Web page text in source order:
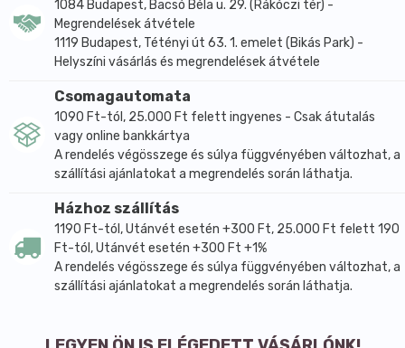
eredetű, és veszélytelen még a gyerekek számára is.
A hatékonyságát pedig azon tulajdonsága biztosítja,
hogy csak nagyon kis mértékben képes felszívódni a
szervezetben, és a nagy része a vizelettel együtt
távozik. A hólyaghurutot túlnyomórészt az E.coli
baktériumok okozzák, amelyek a húgyutak falain
tapadnak meg, így önmagában a vizelettel csak
nagyon kevés mennyiségtől szabadul meg a
viszont már hozzákapcsolódik az említett baktérium,
ezáltal egyszerűen kimosódik a vizelettel.
A D-mannóz megtisztítja a húgyhólyagot és a
húgyutakat, ahogy áthalad azokon. Ez az anyag
1084 Budapest, Bacsó Béla u. 29. (Rákóczi tér) -
Megrendelések átvétele
1119 Budapest, Tétényi út 63. 1. emelet (Bikás Park) -
Helyszíni vásárlás és megrendelések átvétele
Csomagautomata
1090 Ft-tól, 25.000 Ft felett ingyenes - Csak átutalás
vagy online bankkártya
A rendelés végösszege és súlya függvényében változhat, a
szállítási ajánlatokat a megrendelés során láthatja.
Házhoz szállítás
1190 Ft-tól, Utánvét esetén +300 Ft, 25.000 Ft felett 190
Ft-tól, Utánvét esetén +300 Ft +1%
A rendelés végösszege és súlya függvényében változhat, a
szállítási ajánlatokat a megrendelés során láthatja.